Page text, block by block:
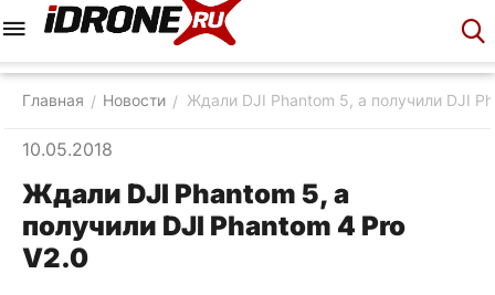
Главная / Новости / Ждали DJI Phantom 5, а получили DJI
10.05.2018
Ждали DJI Phantom 5, а
получили DJI Phantom 4 Pro
V2.0
Корзина